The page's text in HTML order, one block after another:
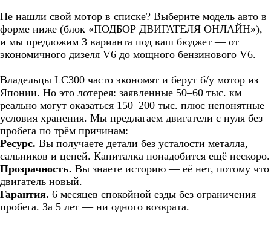
Не нашли свой мотор в списке? Выберите модель авто в
форме ниже (блок «ПОДБОР ДВИГАТЕЛЯ ОНЛАЙН»),
и мы предложим 3 варианта под ваш бюджет — от
экономичного дизеля V6 до мощного бензинового V6.
Владельцы LC300 часто экономят и берут б/у мотор из
Японии. Но это лотерея: заявленные 50–60 тыс. км
реально могут оказаться 150–200 тыс. плюс непонятные
условия хранения. Мы предлагаем двигатели с нуля без
пробега по трём причинам:
Ресурс. Вы получаете детали без усталости металла,
сальников и цепей. Капиталка понадобится ещё нескоро.
Прозрачность. Вы знаете историю — её нет, потому что
двигатель новый.
Гарантия. 6 месяцев спокойной езды без ограничения
пробега. За 5 лет — ни одного возврата.